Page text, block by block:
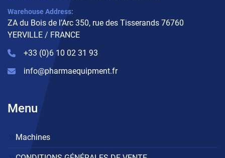
Warehouse Address:
ZA du Bois de l’Arc 350, rue des Tisserands 76760
YERVILLE / FRANCE
+33 (0)6 10 02 31 93
info@pharmaequipment.fr
Menu
Machines